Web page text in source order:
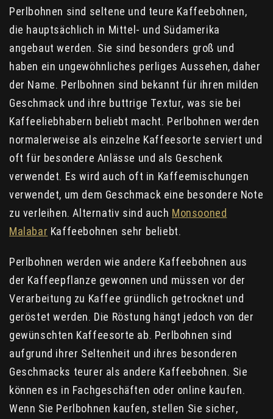
Perlbohnen sind seltene und teure Kaffeebohnen,
die hauptsächlich in Mittel- und Südamerika
angebaut werden. Sie sind besonders groß und
haben ein ungewöhnliches perliges Aussehen, daher
der Name. Perlbohnen sind bekannt für ihren milden
Geschmack und ihre buttrige Textur, was sie bei
Kaffeeliebhabern beliebt macht. Perlbohnen werden
normalerweise als einzelne Kaffeesorte serviert und
oft für besondere Anlässe und als Geschenk
verwendet. Es wird auch oft in Kaffeemischungen
verwendet, um dem Geschmack eine besondere Note
zu verleihen. Alternativ sind auch Monsooned
Malabar Kaffeebohnen sehr beliebt.
Perlbohnen werden wie andere Kaffeebohnen aus
der Kaffeepflanze gewonnen und müssen vor der
Verarbeitung zu Kaffee gründlich getrocknet und
geröstet werden. Die Röstung hängt jedoch von der
gewünschten Kaffeesorte ab. Perlbohnen sind
aufgrund ihrer Seltenheit und ihres besonderen
Geschmacks teurer als andere Kaffeebohnen. Sie
können es in Fachgeschäften oder online kaufen.
Wenn Sie Perlbohnen kaufen, stellen Sie sicher,